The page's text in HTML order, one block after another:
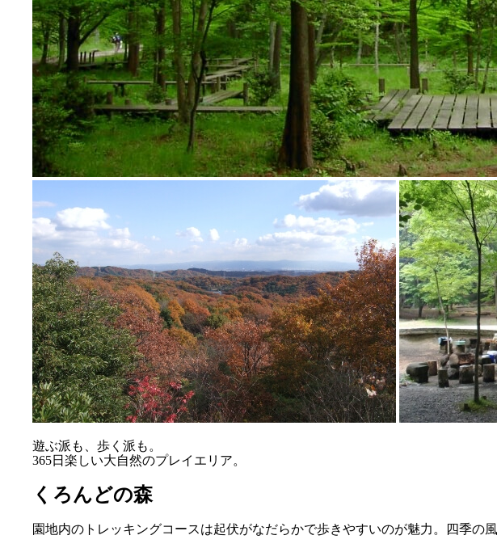
遊ぶ派も、歩く派も。
365日楽しい大自然のプレイエリア。
くろんどの森
園地内のトレッキングコースは起伏がなだらかで歩きやすいのが魅力。四季の